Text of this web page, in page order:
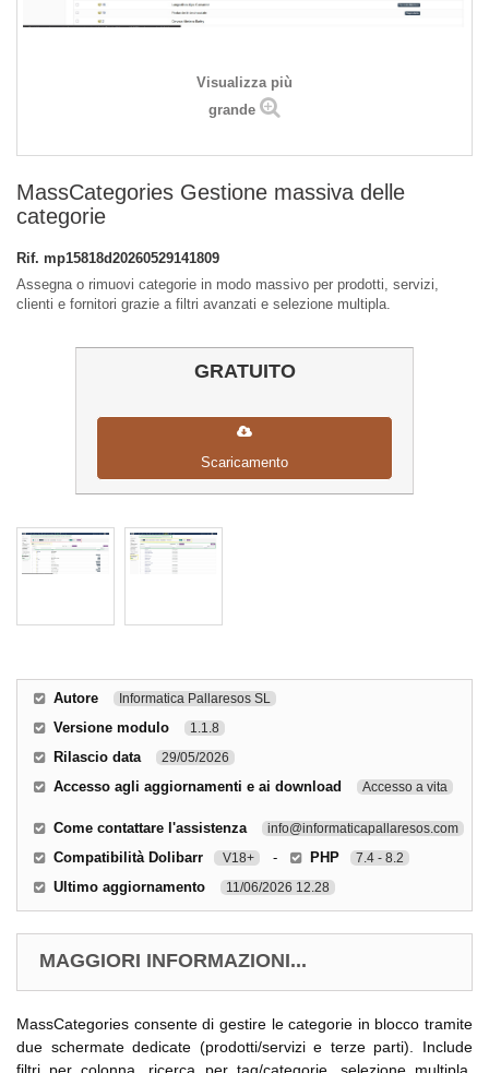
Visualizza più
grande
MassCategories Gestione massiva delle
categorie
Rif. mp15818d20260529141809
Assegna o rimuovi categorie in modo massivo per prodotti, servizi,
clienti e fornitori grazie a filtri avanzati e selezione multipla.
GRATUITO
Scaricamento
Autore Informatica Pallaresos SL
Versione modulo 1.1.8
Rilascio data 29/05/2026
Accesso agli aggiornamenti e ai download Accesso a vita
Come contattare l'assistenza info@informaticapallaresos.com
Compatibilità Dolibarr V18+ - PHP 7.4 - 8.2
Ultimo aggiornamento 11/06/2026 12.28
MAGGIORI INFORMAZIONI...
MassCategories consente di gestire le categorie in blocco tramite
due schermate dedicate (prodotti/servizi e terze parti). Include